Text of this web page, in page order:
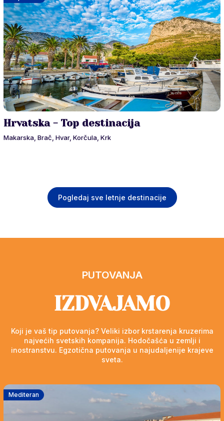
Hrvatska - Top destinacija
Makarska, Brač, Hvar, Korčula, Krk
Pogledaj sve letnje destinacije
PUTOVANJA
IZDVAJAMO
Koji je vaš tip putovanja? Veliki izbor krstarenja kruzerima
najvećih svetskih kompanija. Hodočašća u zemlji i
inostranstvu. Egzotična putovanja u najudaljenije krajeve
sveta.
Mediteran